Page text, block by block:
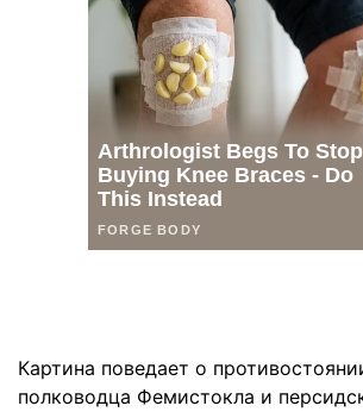
Картина поведает о
полководца Фемистокла и